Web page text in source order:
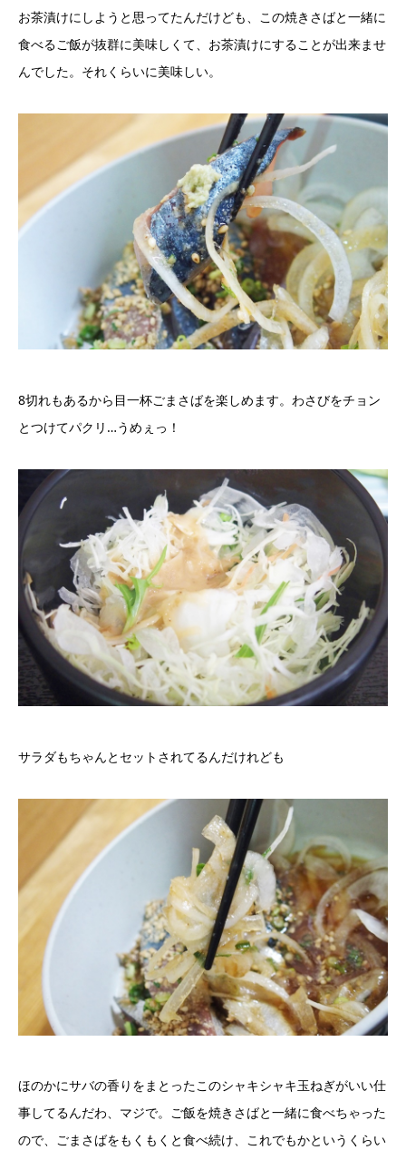
お茶漬けにしようと思ってたんだけども、この焼きさばと一緒に
食べるご飯が抜群に美味しくて、お茶漬けにすることが出来ませ
んでした。それくらいに美味しい。
8切れもあるから目一杯ごまさばを楽しめます。わさびをチョン
とつけてパクリ…うめぇっ！
サラダもちゃんとセットされてるんだけれども
ほのかにサバの香りをまとったこのシャキシャキ玉ねぎがいい仕
事してるんだわ、マジで。ご飯を焼きさばと一緒に食べちゃった
ので、ごまさばをもくもくと食べ続け、これでもかというくらい